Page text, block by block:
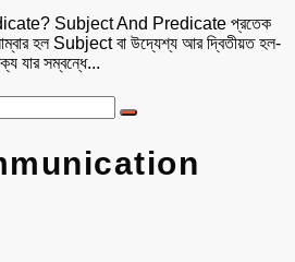
Subject And Predicate প্রতেক
হল ‍Subject বা উদ্যেশ্য আর দ্বিতীয়ত হল-
যার সম্বন্ধে...